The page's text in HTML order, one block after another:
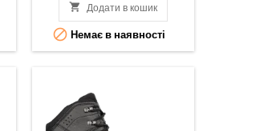
 Додати в кошик
 Немає в наявності